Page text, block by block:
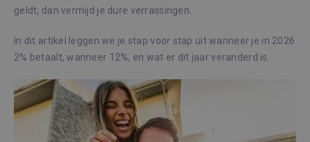
geldt, dan vermijd je dure verrassingen.
In dit artikel leggen we je stap voor stap uit wanneer je in 2026
2% betaalt, wanneer 12%, en wat er dit jaar veranderd is.